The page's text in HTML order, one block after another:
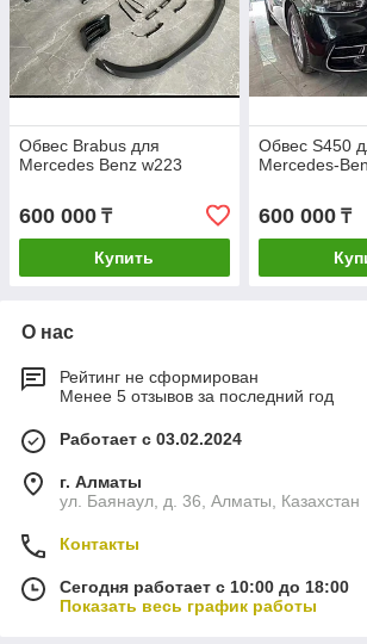
Обвес Brabus для
Mercedes Benz w223
600 000 ₸
Купить
Обвес S450
Mercedes-
600 000₸
О нас
Рейтинг не сформирован
Менее 5 отзывов за последний год
Работает с 03.02.2024
г. Алматы
ул. Баянаул, д. 36, Алматы, Казахстан
Контакты
Сегодня работает с 10:00 до 18:00
Показать весь график работы